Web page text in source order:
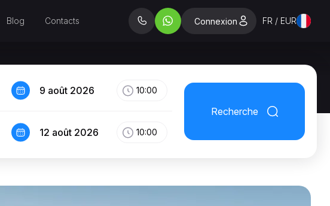
Blog Contacts Connexion FR / EUR
9 août 2026 10:00
12 août 2026 10:00
Recherche